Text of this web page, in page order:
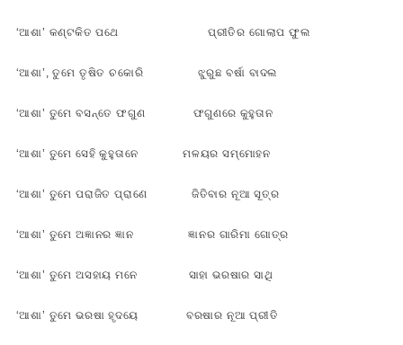
‘ଆଶା’ କଣ୍ଟକିତ ପଥେ ପ୍ରୀତିର ଗୋଲାପ ଫୁଲ
‘ଆଶା’, ତୁମେ ତୃଷିତ ଚକୋରି ଝୁରୁଛ ବର୍ଷା ବାଦଲ
‘ଆଶା’ ତୁମେ ବସନ୍ତେ ଫଗୁଣ ଫଗୁଣରେ କୁହୁତାନ
‘ଆଶା’ ତୁମେ ସେହି କୁହୁତାନେ ମଳୟର ସମ୍ମୋହନ
‘ଆଶା’ ତୁମେ ପରାଜିତ ପ୍ରାଣେ ଜିତିବାର ନୂଆ ସୂତ୍ର
‘ଆଶା’ ତୁମେ ଅଜ୍ଞାନର ଜ୍ଞାନ ଜ୍ଞାନର ଗାରିମା ଗୋତ୍ର
‘ଆଶା’ ତୁମେ ଅସହାୟ ମନେ ସାହା ଭରଷାର ସାଥି
‘ଆଶା’ ତୁମେ ଭରଷା ହୃଦୟେ ବରଷାର ନୂଆ ପ୍ରୀତି